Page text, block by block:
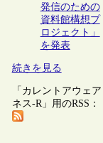
発信のための
資料館構想プ
ロジェクト」
を発表
続きを見る
「カレントアウェア
ネス-R」用のRSS：